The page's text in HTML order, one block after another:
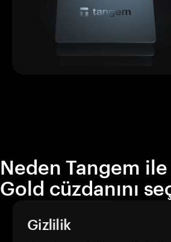
Neden Tangem
Gold cüzdanını
Gizlilik